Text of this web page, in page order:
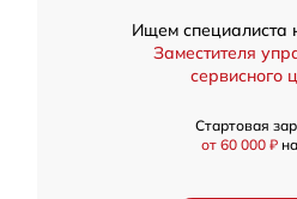
Ищем специалиста
Заместителя
сервисного
Стартовая
от 60 000 ₽